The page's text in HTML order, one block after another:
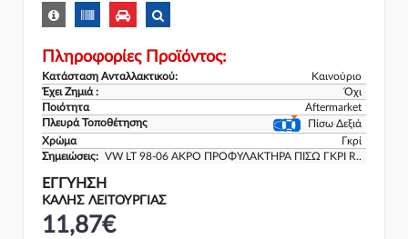
Πληροφορίες Προϊόντος:
Κατάσταση Ανταλλακτικού:
Καινούριο
Έχει Ζημιά :
Όχι
Ποιότητα
Aftermarket
Πλευρά Τοποθέτησης
Πίσω Δεξιά
Χρώμα
Γκρί
Σημειώσεις: VW LT 98-06 ΑΚΡΟ ΠΡΟΦΥΛΑΚΤΗΡΑ ΠΙΣΩ ΓΚΡΙ R..
ΕΓΓΎΗΣΗ
ΚΑΛΗΣ ΛΕΙΤΟΥΡΓΙΑΣ
11,87€